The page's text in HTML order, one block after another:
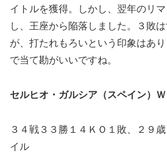
イトルを獲得。しかし、翌年のリ
し、王座から陥落しました。３敗
が、打たれもろいという印象はあ
で当て勘がいいですね。
セルヒオ・ガルシア（スペイン）
３４戦３３勝１４ＫＯ１敗、２９
イル